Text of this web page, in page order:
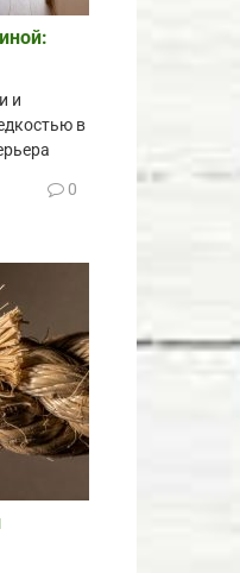
и
в
0